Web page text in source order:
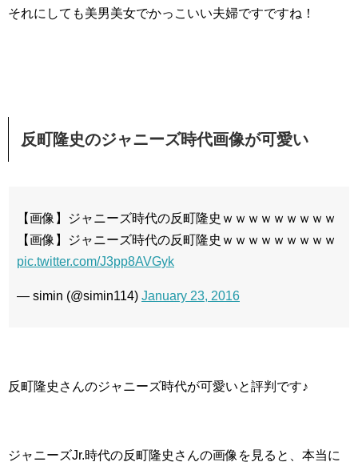
それにしても美男美女でかっこいい夫婦ですですね！
反町隆史のジャニーズ時代画像が可愛い
【画像】ジャニーズ時代の反町隆史ｗｗｗｗｗｗｗｗｗ
【画像】ジャニーズ時代の反町隆史ｗｗｗｗｗｗｗｗｗ
pic.twitter.com/J3pp8AVGyk
— simin (@simin114) January 23, 2016
反町隆史さんのジャニーズ時代が可愛いと評判です♪
ジャニーズJr.時代の反町隆史さんの画像を見ると、本当に